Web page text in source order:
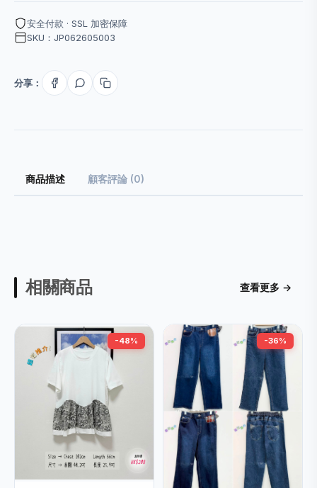
安全付款 · SSL 加密保障
SKU：JP062605003
分享：
商品描述 顧客評論 (0)
相關商品 查看更多 →
-48% -36%